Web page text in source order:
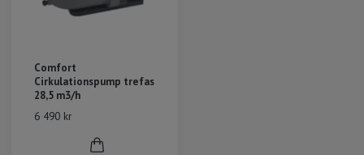
Comfort
Cirkulationspump trefas
28,5 m3/h
6 490 kr